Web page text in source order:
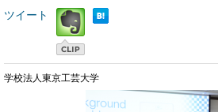
ツイート
学校法人東京工芸大学